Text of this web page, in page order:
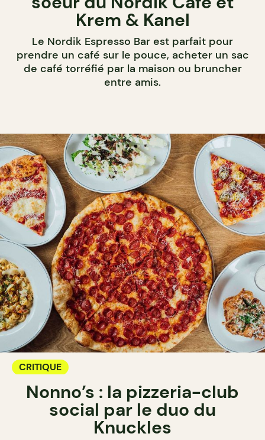
Krem & Kanel
Le Nordik Espresso Bar est parfait pour
prendre un café sur le pouce, acheter un sac
de café torréfié par la maison ou bruncher
entre amis.
CRITIQUE
Nonno’s : la pizzeria-club
social par le duo du
Knuckles